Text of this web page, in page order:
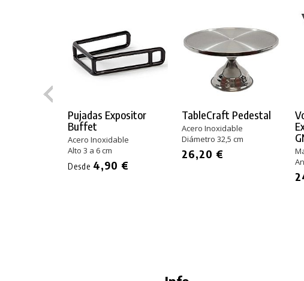
Pujadas Expositor
Buffet
Acero Inoxidable
Alto 3 a 6 cm
Desde 4,90 €
TableCraft Pedestal
Acero Inoxidable
Diámetro 32,5 cm
26,20 €